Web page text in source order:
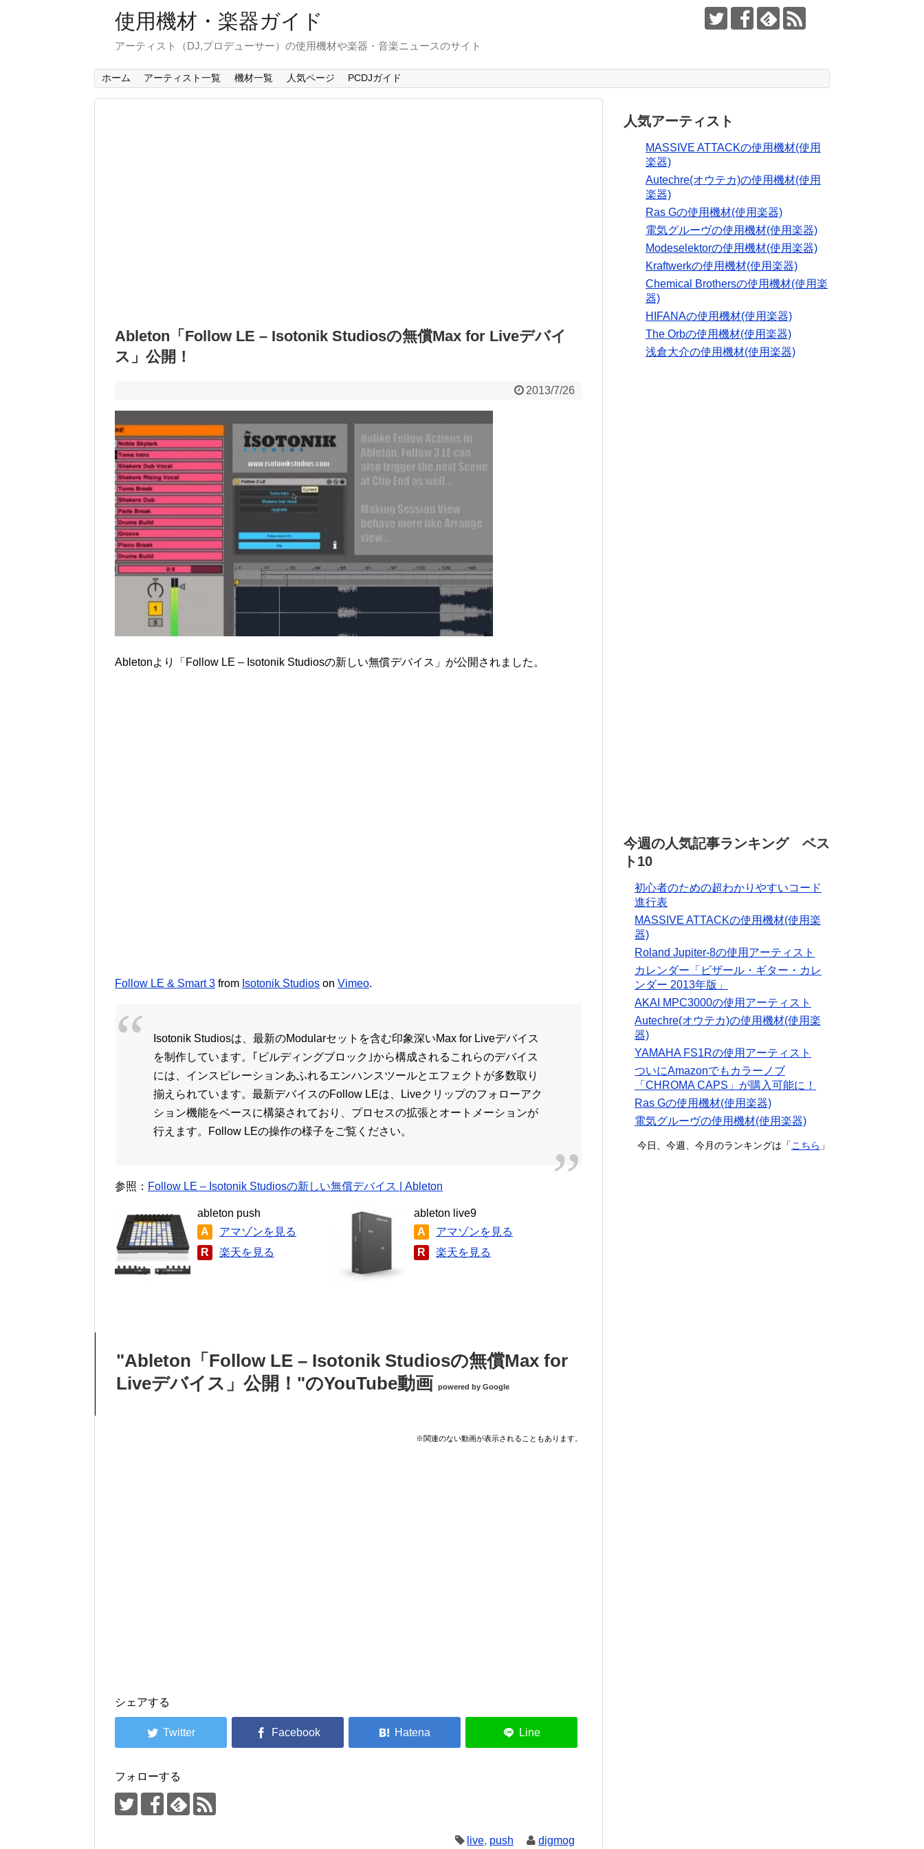
使用機材・楽器ガイド
アーティスト（DJ,プロデューサー）の使用機材や楽器・音楽ニュースのサイト
ホーム アーティスト一覧 機材一覧 人気ページ PCDJガイド
Ableton「Follow LE – Isotonik Studiosの無償Max for Liveデバイ
ス」公開！
2013/7/26
Abletonより「Follow LE – Isotonik Studiosの新しい無償デバイス」が公開されました。
Follow LE & Smart 3 from Isotonik Studios on Vimeo.
Isotonik Studiosは、最新のModularセットを含む印象深いMax for Liveデバイス
を制作しています。｢ビルディングブロック｣から構成されるこれらのデバイス
には、インスピレーションあふれるエンハンスツールとエフェクトが多数取り
揃えられています。最新デバイスのFollow LEは、Liveクリップのフォローアク
ション機能をベースに構築されており、プロセスの拡張とオートメーションが
行えます。Follow LEの操作の様子をご覧ください。
参照： Follow LE – Isotonik Studiosの新しい無償デバイス | Ableton
ableton push
A
アマゾンを見る
R
楽天を見る
ableton live9
A
アマゾンを見る
R
楽天を見る
"Ableton「Follow LE – Isotonik Studiosの無償Max for
Liveデバイス」公開！"のYouTube動画 powered by Google
※関連のない動画が表示されることもあります。
シェアする
フォローする
live, push digmog
人気アーティスト
MASSIVE ATTACKの使用機材(使用
楽器)
Autechre(オウテカ)の使用機材(使用
楽器)
Ras Gの使用機材(使用楽器)
電気グルーヴの使用機材(使用楽器)
Modeselektorの使用機材(使用楽器)
Kraftwerkの使用機材(使用楽器)
Chemical Brothersの使用機材(使用楽
器)
HIFANAの使用機材(使用楽器)
The Orbの使用機材(使用楽器)
浅倉大介の使用機材(使用楽器)
今週の人気記事ランキング ベス
ト10
初心者のための超わかりやすいコード
進行表
MASSIVE ATTACKの使用機材(使用楽
器)
Roland Jupiter-8の使用アーティスト
カレンダー「ビザール・ギター・カレ
ンダー 2013年版」
AKAI MPC3000の使用アーティスト
Autechre(オウテカ)の使用機材(使用楽
器)
YAMAHA FS1Rの使用アーティスト
ついにAmazonでもカラーノブ
「CHROMA CAPS」が購入可能に！
Ras Gの使用機材(使用楽器)
電気グルーヴの使用機材(使用楽器)
今日、今週、今月のランキングは「こちら 」